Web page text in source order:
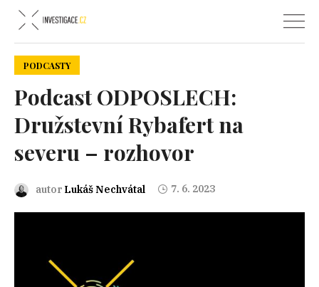
PODCASTY
Podcast ODPOSLECH:
Družstevní Rybafert na
severu – rozhovor
autor Lukáš Nechvátal 7. 6. 2023